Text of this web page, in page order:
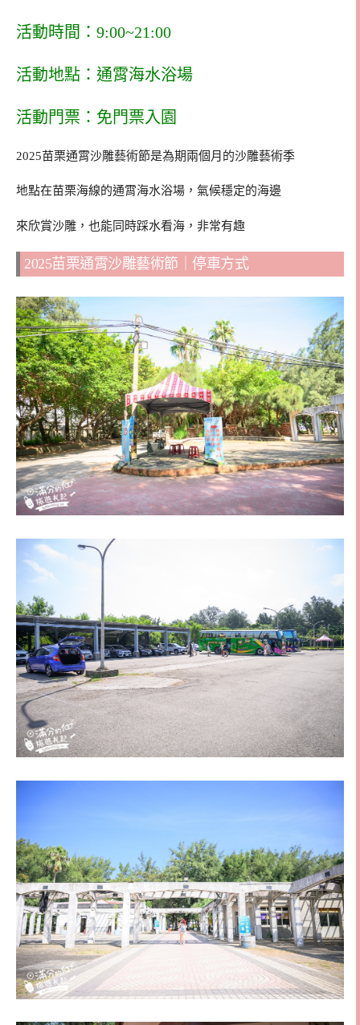
活動時間：9:00~21:00
活動地點：通霄海水浴場
活動門票：免門票入園
2025苗栗通霄沙雕藝術節是為期兩個月的沙雕藝術季
地點在苗栗海線的通霄海水浴場，氣候穩定的海邊
來欣賞沙雕，也能同時踩水看海，非常有趣
2025苗栗通霄沙雕藝術節｜停車方式